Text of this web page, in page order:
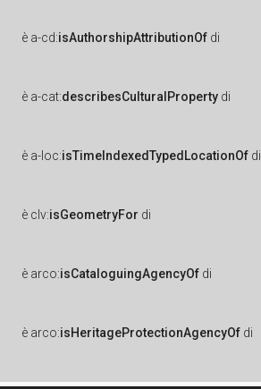
è a-cd:isAuthorshipAttributionOf di
è a-cat:describesCulturalProperty di
è a-loc:isTimeIndexedTypedLocationOf di
è clv:isGeometryFor di
è arco:isCataloguingAgencyOf di
è arco:isHeritageProtectionAgencyOf di